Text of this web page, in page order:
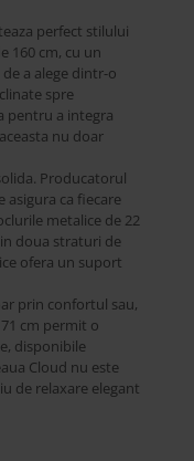
perfect stilului
160 cm, cu un
a alege dintr-o
spre
pentru a integra
nu doar
Producatorul
asigura ca fiecare
metalice de 22
doua straturi de
ofera un suport
prin confortul sau,
cm permit o
disponibile
Cloud nu este
de relaxare elegant